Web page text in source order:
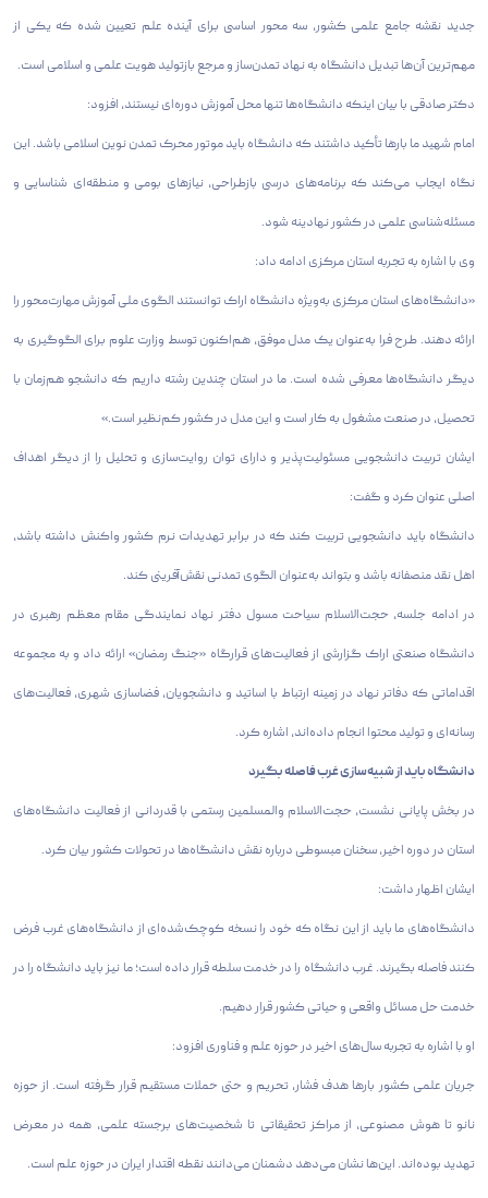
جدید نقشه جامع علمی کشور، سه محور اساسی برای آینده علم تعیین شده که یکی از
مهم‌ترین آن‌ها تبدیل دانشگاه به نهاد تمدن‌ساز و مرجع بازتولید هویت علمی و اسلامی است.
دکتر صادقی با بیان اینکه دانشگاه‌ها تنها محل آموزش دوره‌ای نیستند، افزود:
امام شهید ما بارها تأکید داشتند که دانشگاه باید موتور محرک تمدن نوین اسلامی باشد. این
نگاه ایجاب می‌کند که برنامه‌های درسی بازطراحی، نیازهای بومی و منطقه‌ای شناسایی و
مسئله‌شناسی علمی در کشور نهادینه شود.
وی با اشاره به تجربه استان مرکزی ادامه داد:
«دانشگاه‌های استان مرکزی به‌ویژه دانشگاه اراک توانستند الگوی ملی آموزش مهارت‌محور را
ارائه دهند. طرح فرا به‌عنوان یک مدل موفق، هم‌اکنون توسط وزارت علوم برای الگوگیری به
دیگر دانشگاه‌ها معرفی شده است. ما در استان چندین رشته داریم که دانشجو هم‌زمان با
تحصیل، در صنعت مشغول به کار است و این مدل در کشور کم‌نظیر است.»
ایشان تربیت دانشجویی مسئولیت‌پذیر و دارای توان روایت‌سازی و تحلیل را از دیگر اهداف
اصلی عنوان کرد و گفت:
دانشگاه باید دانشجویی تربیت کند که در برابر تهدیدات نرم کشور واکنش داشته باشد،
اهل نقد منصفانه باشد و بتواند به‌عنوان الگوی تمدنی نقش‌آفرینی کند.
در ادامه جلسه، حجت‌الاسلام سیاحت مسول دفتر نهاد نمایندگی مقام معظم رهبری در
دانشگاه صنعتی اراک گزارشی از فعالیت‌های قرارگاه «جنگ رمضان» ارائه داد و به مجموعه
اقداماتی که دفاتر نهاد در زمینه ارتباط با اساتید و دانشجویان، فضاسازی شهری، فعالیت‌های
رسانه‌ای و تولید محتوا انجام داده‌اند، اشاره کرد.
دانشگاه باید از شبیه‌سازی غرب فاصله بگیرد
در بخش پایانی نشست، حجت‌الاسلام والمسلمین رستمی با قدردانی از فعالیت دانشگاه‌های
استان در دوره اخیر، سخنان مبسوطی درباره نقش دانشگاه‌ها در تحولات کشور بیان کرد.
ایشان اظهار داشت:
دانشگاه‌های ما باید از این نگاه که خود را نسخه کوچک‌شده‌ای از دانشگاه‌های غرب فرض
کنند فاصله بگیرند. غرب دانشگاه را در خدمت سلطه قرار داده است؛ ما نیز باید دانشگاه را در
خدمت حل مسائل واقعی و حیاتی کشور قرار دهیم.
او با اشاره به تجربه سال‌های اخیر در حوزه علم و فناوری افزود:
جریان علمی کشور بارها هدف فشار، تحریم و حتی حملات مستقیم قرار گرفته است. از حوزه
نانو تا هوش مصنوعی، از مراکز تحقیقاتی تا شخصیت‌های برجسته علمی، همه در معرض
تهدید بوده‌اند. این‌ها نشان می‌دهد دشمنان می‌دانند نقطه اقتدار ایران در حوزه علم است.